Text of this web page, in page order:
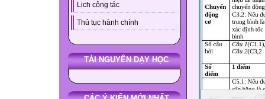
Lịch công tác
Thủ tục hành chính
TÀI NGUYÊN DẠY HỌC